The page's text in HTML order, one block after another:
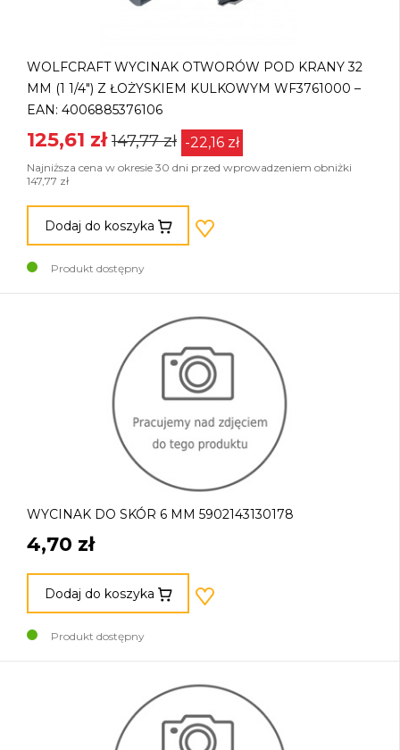
WOLFCRAFT WYCINAK OTWORÓW POD KRANY 32
MM (1 1/4") Z ŁOŻYSKIEM KULKOWYM WF3761000 –
EAN: 4006885376106
125,61 zł 147,77 zł -22,16 zł
Najniższa cena w okresie 30 dni przed wprowadzeniem obniżki
147,77 zł
Dodaj do koszyka
Produkt dostępny
WYCINAK DO SKÓR 6 MM 5902143130178
4,70 zł
Dodaj do koszyka
Produkt dostępny